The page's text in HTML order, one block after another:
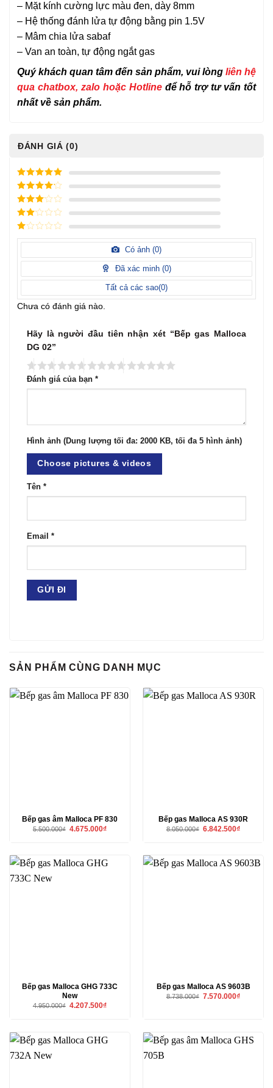
– Mặt kính cường lực màu đen, dày 8mm
– Hệ thống đánh lửa tự động bằng pin 1.5V
– Mâm chia lửa sabaf
– Van an toàn, tự động ngắt gas
Quý khách quan tâm đến sản phẩm, vui lòng liên hệ
qua chatbox, zalo hoặc Hotlineđể hỗ trợ tư vấn tốt
nhất về sản phẩm.
ĐÁNH GIÁ (0)
5/ 5 điểm
4/ 5
điểm
3/ 5
điểm
2/
điểm
1
điểm
Có ảnh (0)
Đã xác minh (0)
Tất cả các sao(0)
Chưa có đánh giá nào.
Hãy là người đầu tiên nhận xét “Bếp gas Malloca
DG 02”
Đánh giá của bạn *
Hình ảnh (Dung lượng tối đa: 2000 KB, tối đa 5 hình ảnh)
Choose pictures & videos
Tên *
Email *
SẢN PHẨM CÙNG DANH MỤC
Bếp gas âm Malloca PF 830
5.500.000₫ Giá
4.675.000₫Giá
Bếp gas Malloca AS 930R
8.050.000₫ Giá
6.842.500₫Giá
Bếp gas Malloca GHG 733C
New
4.950.000₫ Giá
4.207.500₫Giá
Bếp gas Malloca AS 9603B
8.738.000₫ Giá
7.570.000₫Giá